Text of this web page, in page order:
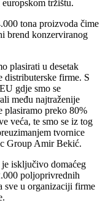
tržištu.
tona proizvoda čime
brend konzerviranog
plasirati u desetak
distributerske firme. S
gdje smo se
među najtraženije
plasiramo preko 80%
veća, te smo se iz tog
tvornice
Group Amir Bekić.
isključivo domaćeg
poljoprivrednih
sve u organizaciji firme